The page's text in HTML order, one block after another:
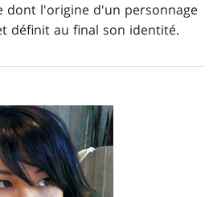
dont l'origine d'un personnage
définit au final son identité.